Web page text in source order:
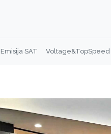
Emisija SAT Voltage&TopSpeed